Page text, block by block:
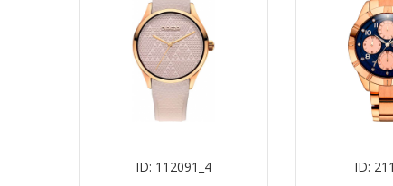
ID: 112091_4 ID: